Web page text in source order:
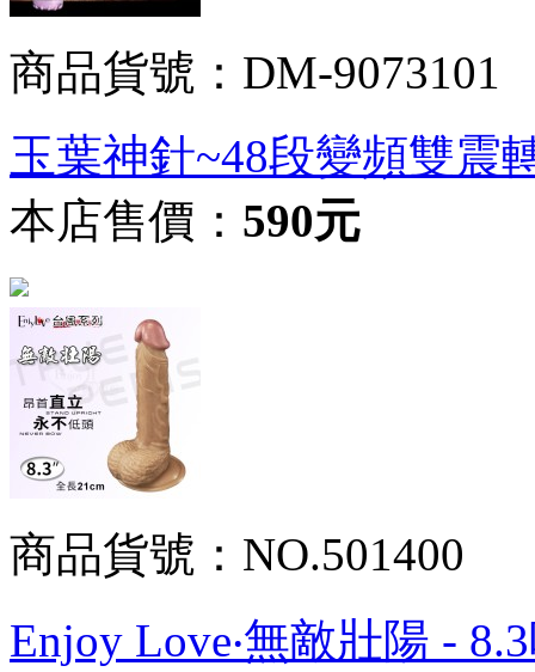
商品貨號：DM-9073101
玉葉神針~48段變頻雙震
本店售價： 590元
商品貨號：NO.501400
Enjoy Love‧無敵壯陽 -